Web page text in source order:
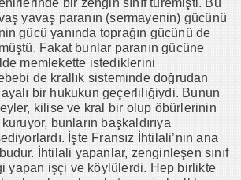
yavaş paranın (sermayenin) gücünü
gücü yanında toprağın gücünü de
Fakat bunlar paranın gücüne
memlekette istediklerini
de krallık sisteminde doğrudan
bir hukukun geçerliliğiydi. Bunun
kilise ve kral bir olup öbürlerinin
bunların başkaldırıya
İşte Fransız İhtilali’nin ana
İhtilali yapanlar, zenginleşen sınıf
yapan işçi ve köylülerdi. Hep birlikte